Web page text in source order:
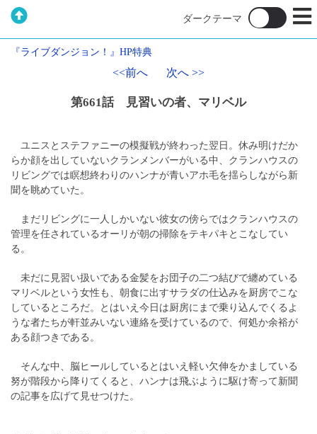
『ライブダンジョン！』HP特典
<<前へ 次へ >>
第661話 見習いの者、マリベル
ユニスとステファニーの模擬戦が終わった翌日。休み明けだか
らか顔を出していないクランメンバーがいる中、クランハウスの
リビングでは瞑想終わりのハンナが青いアホ毛を揺らしながら新
聞を眺めていた。
まだリビングに一人しかいない彼女の傍らではクランハウスの
管理を任されているオーリが朝の掃除をテキパキとこなしてい
る。
未だに見習い扱いである金髪をお団子の二つ結びで纏めている
マリベルという女性も、朝食に出すサラダの仕込みを厨房でこな
しているところだ。とはいえ今日は厨房にまで乗り込んでくるよ
うな者たちが軒並みいない連絡を受けているので、何処か余裕が
ある顔つきである。
そんな中、脳ヒールしているとはいえ軽い欠伸をかましている
努が階段から降りてくると、ハンナは飛ぶように駆け寄って新聞
の記事を広げて見せつけた。